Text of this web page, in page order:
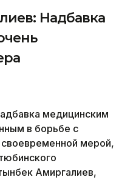
Надбавка
медицинским
в борьбе с
мерой,
Амиргалиев,